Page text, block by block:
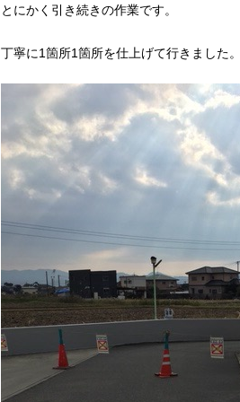
とにかく引き続きの作業です。
丁寧に1箇所1箇所を仕上げて行きました